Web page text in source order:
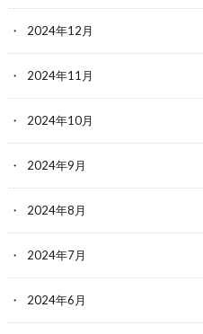
2024年12月
2024年11月
2024年10月
2024年9月
2024年8月
2024年7月
2024年6月